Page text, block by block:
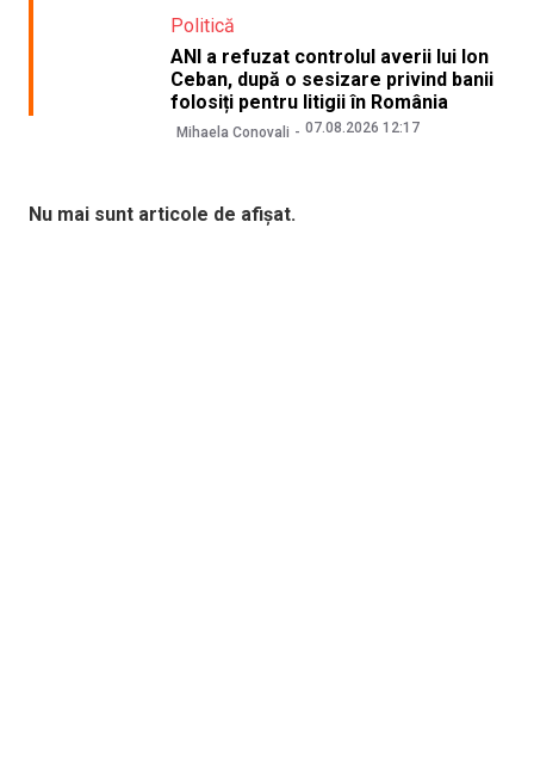
Politică
ANI a refuzat controlul averii lui Ion
Ceban, după o sesizare privind banii
folosiți pentru litigii în România
Mihaela Conovali 07.08.2026 12:17
Nu mai sunt articole de afișat.